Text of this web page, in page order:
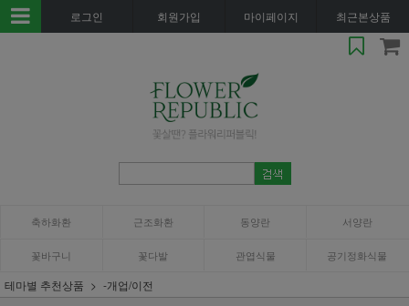
로그인 회원가입 마이페이지 최근본상품
축하화환 근조화환 동양란 서양란
꽃바구니 꽃다발 관엽식물 공기정화식물
테마별 추천상품 -개업/이전